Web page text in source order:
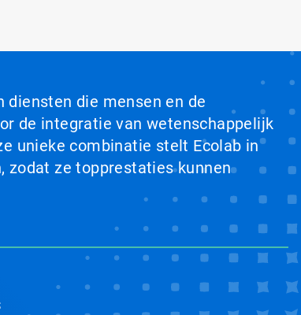
diensten die mensen en de
de integratie van wetenschappelijk
unieke combinatie stelt Ecolab in
zodat ze topprestaties kunnen